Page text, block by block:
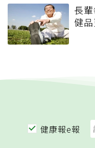
長
健
健康報e報